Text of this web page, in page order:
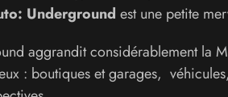
Underground est une petite
aggrandit considérablement la
: boutiques et garages,